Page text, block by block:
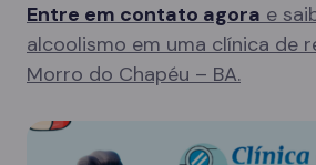
Entre em contato agora e
alcoolismo em uma clínica de
Morro do Chapéu – BA.